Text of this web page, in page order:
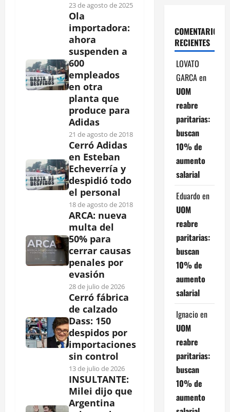
23 de agosto de 2025
Ola
importadora:
ahora
suspenden a
600
empleados
en otra
planta que
produce para
Adidas
21 de agosto de 2018
Cerró Adidas
en Esteban
Echeverría y
despidió todo
el personal
18 de agosto de 2018
ARCA: nueva
multa del
50% para
cerrar causas
penales por
evasión
28 de julio de 2026
Cerró fábrica
de calzado
Dass: 150
despidos por
importaciones
sin control
13 de julio de 2026
INSULTANTE:
Milei dijo que
Argentina
COMENTARIOS
RECIENTES
LOVATO
GARCAen
UOM
reabre
paritarias:
buscan
10% de
aumento
salarial
Eduardo en
UOM
reabre
paritarias:
buscan
10% de
aumento
salarial
Ignacio en
UOM
reabre
paritarias:
buscan
10% de
aumento